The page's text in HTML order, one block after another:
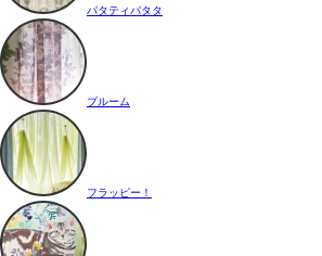
パタティパタタ
ブルーム
フラッピー！